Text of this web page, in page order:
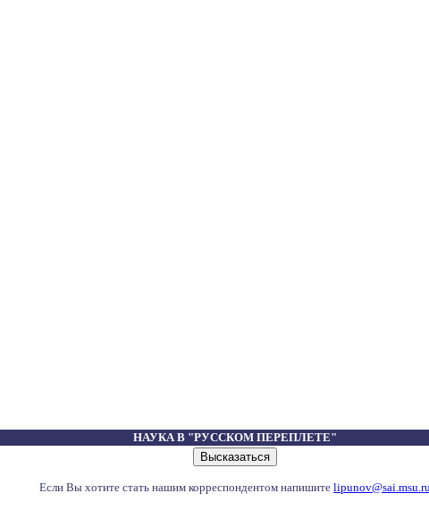
НАУКА В "РУССКОМ ПЕРЕПЛЕТЕ"
Если Вы хотите стать нашим корреспондентом напишите